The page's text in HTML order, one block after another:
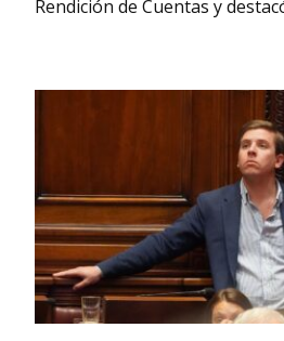
Rendición de Cuentas y